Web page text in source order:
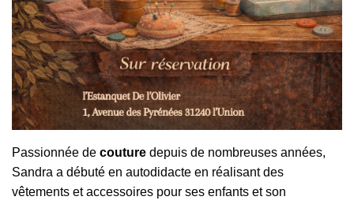
Passionnée de couturedepuis de nombreuses années,
Sandra a débuté en autodidacte en réalisant des
vêtements et accessoires pour ses enfants et son